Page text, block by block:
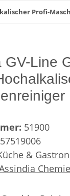
Profi-
GV-Line
51900
&